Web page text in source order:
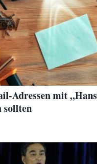
Adressen mit
sollten